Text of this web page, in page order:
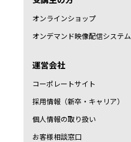
オンラインショップ
オンデマンド映像配信システム
運営会社
コーポレートサイト
採用情報（新卒・キャリア）
個人情報の取り扱い
お客様相談窓口